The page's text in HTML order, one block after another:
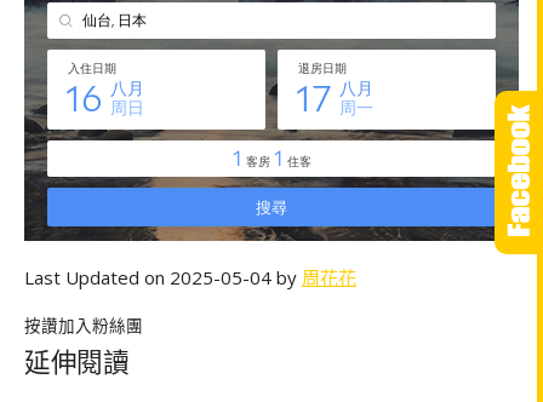
Last Updated on 2025-05-04 by 周花花
按讚加入粉絲團
延伸閱讀